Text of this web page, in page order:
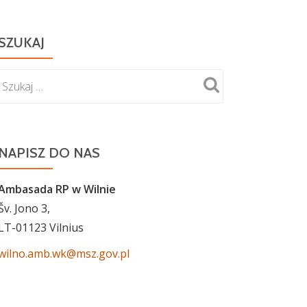
DO NAS
RP w Wilnie
Jono 3,
01123 Vilnius